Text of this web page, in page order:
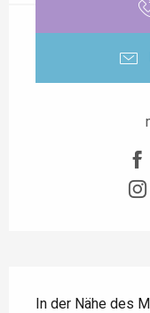
In der Nähe des